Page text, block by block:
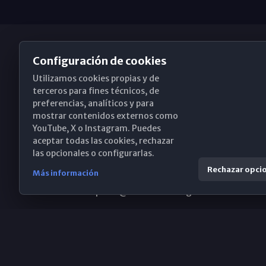
Obispado de Málaga
Santa María, 18-20. 29015 Málaga
(+34) 952 224 386
Configuración de cookies
Utilizamos cookies propias y de
terceros para fines técnicos, de
preferencias, analíticos y para
mostrar contenidos externos como
YouTube, X o Instagram. Puedes
aceptar todas las cookies, rechazar
las opcionales o configurarlas.
Más información Rechazar